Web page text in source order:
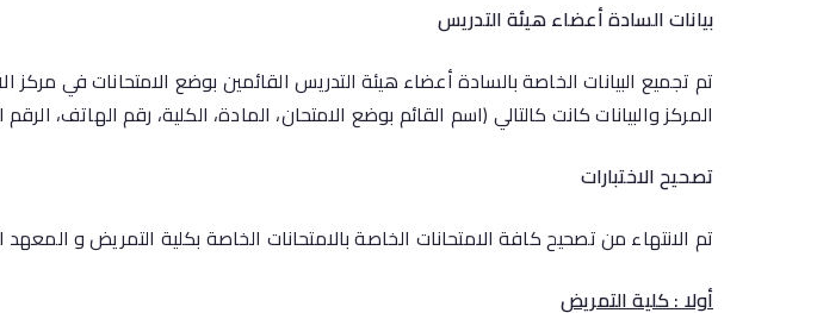
بيانات السادة أعضاء هيئة التدريس
تم تجميع البيانات الخاصة بالسادة أعضاء هيئة التدريس القائمين بوضع الامتحانات في مركز
المركز والبيانات كانت كالتالي (اسم القائم بوضع الامتحان، المادة، الكلية، رقم الهاتف،
تصحيح الاختبارات
تم الانتهاء من تصحيح كافة الامتحانات الخاصة بالامتحانات الخاصة بكلية التمريض و
أولا : كلية التمريض